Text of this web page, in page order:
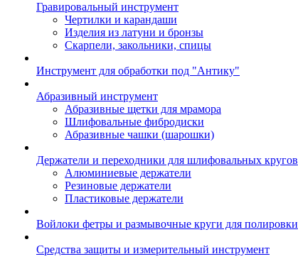
Гравировальный инструмент
Чертилки и карандаши
Изделия из латуни и бронзы
Скарпели, закольники, спицы
Инструмент для обработки под "Антику"
Абразивный инструмент
Абразивные щетки для мрамора
Шлифовальные фибродиски
Абразивные чашки (шарошки)
Держатели и переходники для шлифовальных кругов
Алюминиевые держатели
Резиновые держатели
Пластиковые держатели
Войлоки фетры и размывочные круги для полировки
Средства защиты и измерительный инструмент